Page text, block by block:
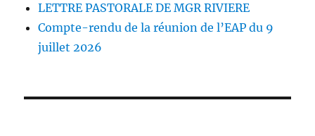
LETTRE PASTORALE DE MGR RIVIERE
Compte-rendu de la réunion de l’EAP du 9
juillet 2026